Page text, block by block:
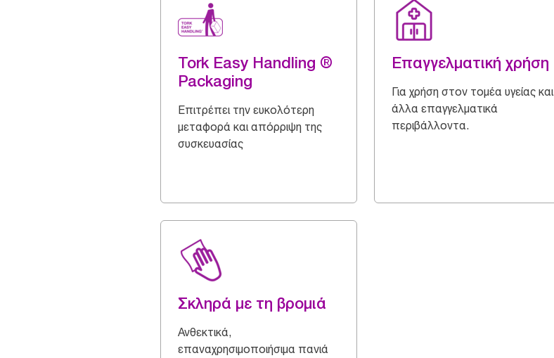
Tork Easy Handling ®
Packaging
Επιτρέπει την ευκολότερη
μεταφορά και απόρριψη της
συσκευασίας
Επαγγελματική χρήση
Για χρήση στον τομέα υγείας και
άλλα επαγγελματικά
περιβάλλοντα.
Σκληρά με τη βρομιά
Ανθεκτικά,
επαναχρησιμοποιήσιμα πανιά